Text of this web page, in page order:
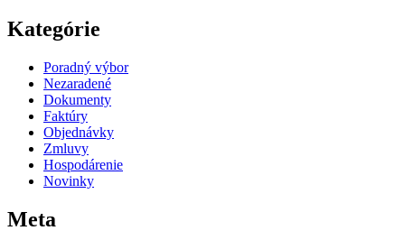
Kategórie
Poradný výbor
Nezaradené
Dokumenty
Faktúry
Objednávky
Zmluvy
Hospodárenie
Novinky
Meta